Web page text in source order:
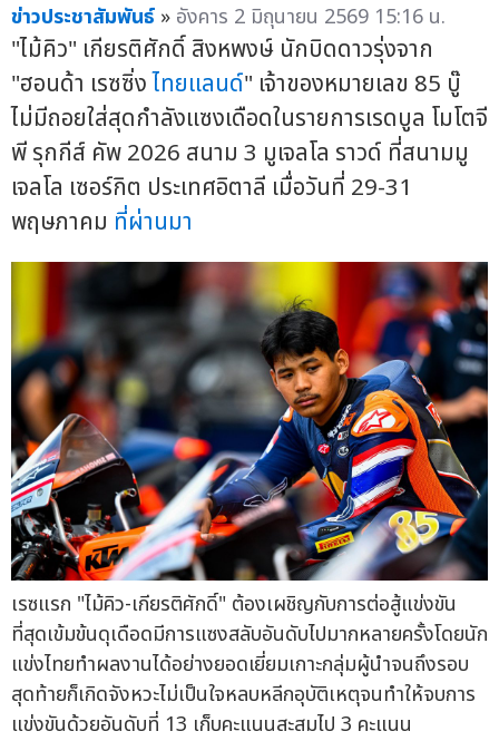
ข่าวประชาสัมพันธ์ » อังคาร 2 มิถุนายน 2569 15:16 น.
"ไม้คิว" เกียรติศักดิ์ สิงหพงษ์ นักบิดดาวรุ่งจาก
"ฮอนด้า เรซซิ่งไทยแลนด์" เจ้าของหมายเลข 85 บู๊
ไม่มีถอยใส่สุดกำลังแซงเดือดในรายการเรดบูล โมโตจี
พี รุกกีส์ คัพ 2026 สนาม 3 มูเจลโล ราวด์ ที่สนามมู
เจลโล เซอร์กิต ประเทศอิตาลี เมื่อวันที่ 29-31
พฤษภาคม ที่ผ่านมา
เรซแรก "ไม้คิว-เกียรติศักดิ์" ต้องเผชิญกับการต่อสู้แข่งขัน
ที่สุดเข้มข้นดุเดือดมีการแซงสลับอันดับไปมากหลายครั้งโดยนัก
แข่งไทยทำผลงานได้อย่างยอดเยี่ยมเกาะกลุ่มผู้นำจนถึงรอบ
สุดท้ายก็เกิดจังหวะไม่เป็นใจหลบหลีกอุบัติเหตุจนทำให้จบการ
แข่งขันด้วยอันดับที่ 13 เก็บคะแนนสะสมไป 3 คะแนน